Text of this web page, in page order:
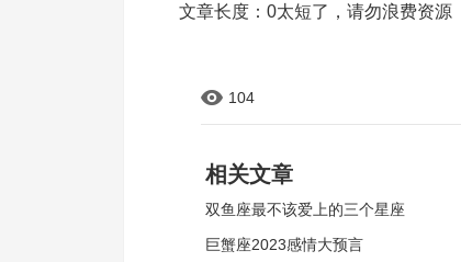
文章长度：0太短了，请勿浪费资源
104
相关文章
双鱼座最不该爱上的三个星座
巨蟹座2023感情大预言